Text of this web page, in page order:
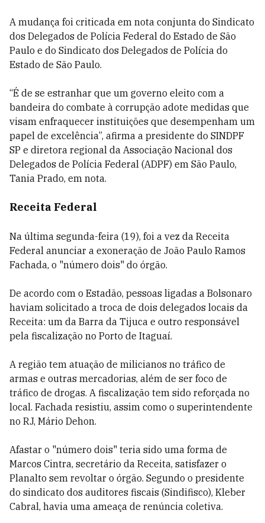
A mudança foi criticada em nota conjunta do Sindicato
dos Delegados de Polícia Federal do Estado de São
Paulo e do Sindicato dos Delegados de Polícia do
Estado de São Paulo.
“É de se estranhar que um governo eleito com a
bandeira do combate à corrupção adote medidas que
visam enfraquecer instituições que desempenham um
papel de excelência”, afirma a presidente do SINDPF
SP e diretora regional da Associação Nacional dos
Delegados de Polícia Federal (ADPF) em São Paulo,
Tania Prado, em nota.
Receita Federal
Na última segunda-feira (19), foi a vez da Receita
Federal anunciar a exoneração de João Paulo Ramos
Fachada, o "número dois" do órgão.
De acordo com o Estadão, pessoas ligadas a Bolsonaro
haviam solicitado a troca de dois delegados locais da
Receita: um da Barra da Tijuca e outro responsável
pela fiscalização no Porto de Itaguaí.
A região tem atuação de milicianos no tráfico de
armas e outras mercadorias, além de ser foco de
tráfico de drogas. A fiscalização tem sido reforçada no
local. Fachada resistiu, assim como o superintendente
no RJ, Mário Dehon.
Afastar o "número dois" teria sido uma forma de
Marcos Cintra, secretário da Receita, satisfazer o
Planalto sem revoltar o órgão. Segundo o presidente
do sindicato dos auditores fiscais (Sindifisco), Kleber
Cabral, havia uma ameaça de renúncia coletiva.